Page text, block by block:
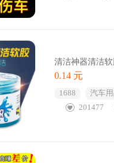
清洁神器清洁
0.14 元
1688 汽车
201477